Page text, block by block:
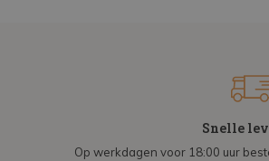
Snelle
Op werkdagen voor 18:00 uur